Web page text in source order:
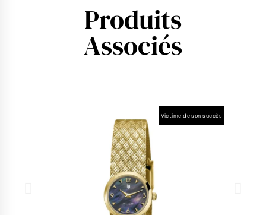
Produits
Associés
Victime de son succès